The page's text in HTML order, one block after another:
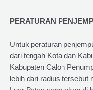
PERATURAN
Untuk peraturan
dari tengah Kota dan
Kabupaten Calon
lebih dari radius tersebut